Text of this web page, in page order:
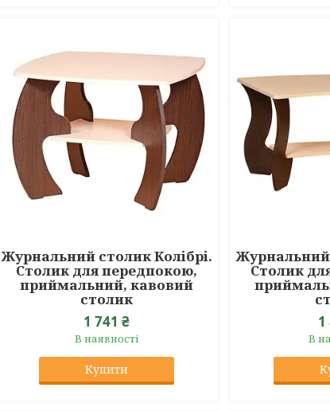
Журнальний столик Колібрі.
Столик для передпокою,
приймальний, кавовий
столик
1 741 ₴
В наявності
Купити
Столик
1
В